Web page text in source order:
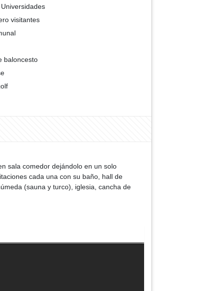
visitantes
baloncesto
sala comedor dejándolo en un solo
cada una con su baño, hall de
(sauna y turco), iglesia, cancha de